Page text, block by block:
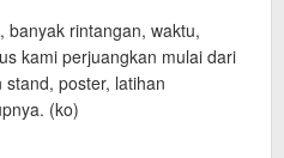
banyak rintangan, waktu,
kami perjuangkan mulai dari
poster, latihan
(ko)